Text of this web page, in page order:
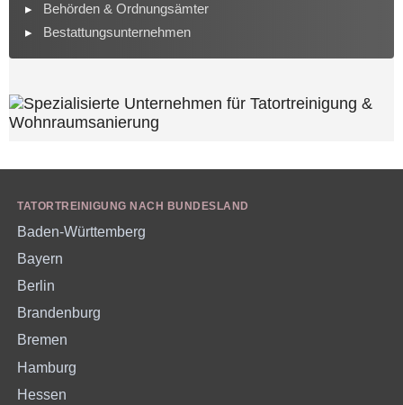
Behörden & Ordnungsämter
Bestattungsunternehmen
TATORTREINIGUNG NACH BUNDESLAND
Baden-Württemberg
Bayern
Berlin
Brandenburg
Bremen
Hamburg
Hessen